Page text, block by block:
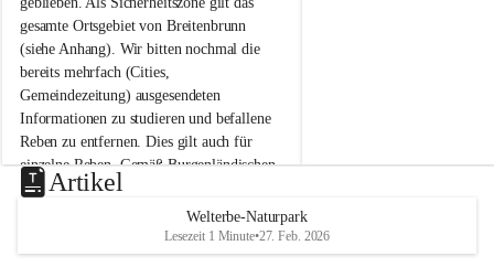
r
u
n
n
a
m
N
e
u
s
d
gesamte Ortsgebiet von Breitenbrunn
(siehe Anhang). Wir bitten nochmal die
bereits mehrfach (Cities,
Gemeindezeitung) ausgesendeten
Informationen zu studieren und befallene
Reben zu entfernen. Dies gilt auch für
einzelne Reben. Gemäß Burgenländischen
Weinbaugesetz sind nicht gepflegte oder
unzulässige Weingärten zu roden! Bitte
helfen wir zusammen um unsere Winzer
vor den prognostizierten Ernteausfällen
u
e
d
Artikel
Welterbe-Naturpark
Lesezeit 1 Minute•27. Feb. 2026